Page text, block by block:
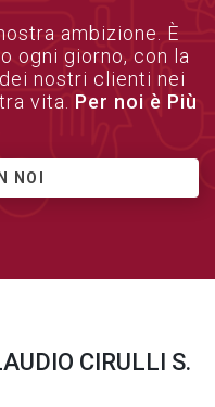
ambizione. È
ogni giorno, con la
nostri clienti nei
vita. Per noi è Più
NOI
CIRULLI S.